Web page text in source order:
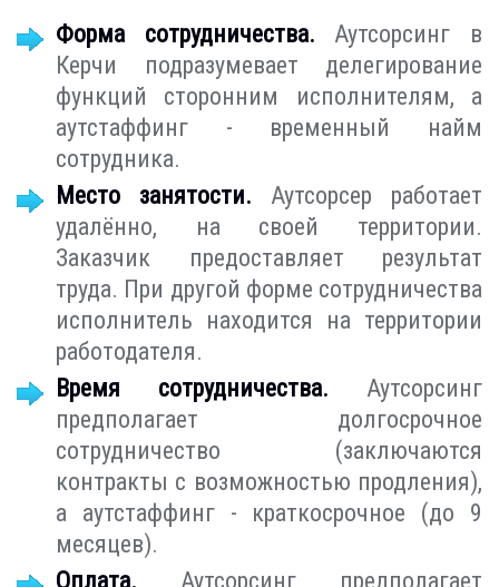
Форма сотрудничества. Аутсорсинг в
Керчи подразумевает делегирование
функций сторонним исполнителям, а
аутстаффинг - временный найм
сотрудника.
Место занятости. Аутсорсер работает
удалённо, на своей территории.
Заказчик предоставляет результат
труда. При другой форме сотрудничества
исполнитель находится на территории
работодателя.
Время сотрудничества. Аутсорсинг
предполагает долгосрочное
сотрудничество (заключаются
контракты с возможностью продления),
а аутстаффинг - краткосрочное (до 9
месяцев).
Оплата. Аутсорсинг предполагает